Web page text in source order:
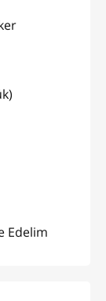
Edelim